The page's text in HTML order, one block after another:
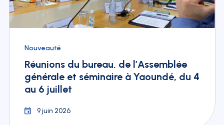
Nouveauté
Réunions du bureau, de l’Assemblée
générale et séminaire à Yaoundé, du 4
au 6 juillet
9 juin 2026